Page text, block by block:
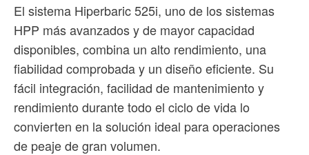
El sistema Hiperbaric 525i, uno de los sistemas
HPP más avanzados y de mayor capacidad
disponibles, combina un alto rendimiento, una
fiabilidad comprobada y un diseño eficiente. Su
fácil integración, facilidad de mantenimiento y
rendimiento durante todo el ciclo de vida lo
convierten en la solución ideal para operaciones
de peaje de gran volumen.